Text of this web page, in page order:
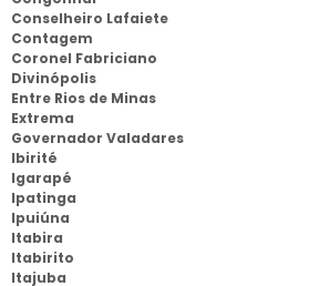
Conselheiro Lafaiete
Contagem
Coronel Fabriciano
Divinópolis
Entre Rios de Minas
Extrema
Governador Valadares
Ibirité
Igarapé
Ipatinga
Ipuiúna
Itabira
Itabirito
Itajuba